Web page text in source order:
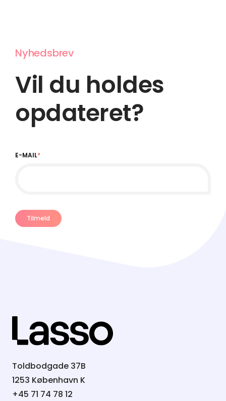
Nyhedsbrev
Vil du holdes
opdateret?
E-MAIL*
Toldbodgade 37B
1253 København K
+45 71 74 78 12